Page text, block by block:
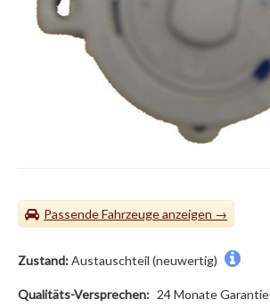
Passende Fahrzeuge
Zustand:Austauschteil (neuwertig)
Qualitäts-Versprechen: 24 Monate Garantie